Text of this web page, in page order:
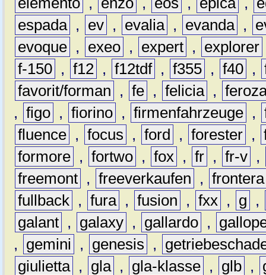
espada , ev , evalia , evanda ,
evoque , exeo , expert , explorer
f-150 , f12 , f12tdf , f355 , f40 ,
favorit/forman
, fe , felicia ,
, figo , fiorino , firmenfahrzeuge ,
fluence , focus , ford , forester ,
formore , fortwo , fox , fr , fr-v ,
freemont , freeverkaufen , frontera
fullback , fura , fusion , fxx , g
,
galant , galaxy , gallardo ,
,
gemini , genesis ,
giulietta , gla , gla-klasse , glb ,